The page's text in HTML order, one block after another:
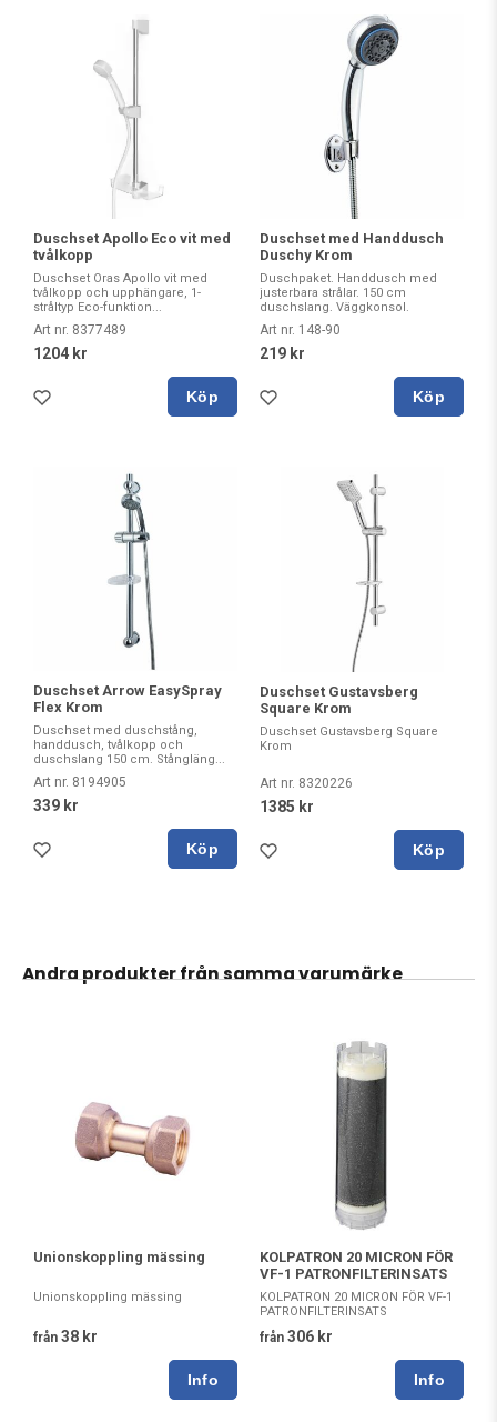
Duschset Apollo Eco vit med
tvålkopp
Duschset Oras Apollo vit med
tvålkopp och upphängare, 1-
stråltyp Eco-funktion...
Art nr. 8377489
1204 kr
Köp
Duschset med Handdusch
Duschy Krom
Duschpaket. Handdusch med
justerbara strålar. 150 cm
duschslang. Väggkonsol.
Art nr. 148-90
219 kr
Köp
Duschset Arrow EasySpray
Flex Krom
Duschset med duschstång,
handdusch, tvålkopp och
duschslang 150 cm. Stångläng...
Art nr. 8194905
339 kr
Köp
Duschset Gustavsberg
Square Krom
Duschset Gustavsberg Square
Krom
Art nr. 8320226
1385 kr
Köp
Andra produkter från samma varumärke
Unionskoppling mässing
Unionskoppling mässing
från 38 kr
KOLPATRON 20 MICRON FÖR
VF-1 PATRONFILTERINSATS
KOLPATRON 20 MICRON FÖR VF-1
PATRONFILTERINSATS
från 306 kr